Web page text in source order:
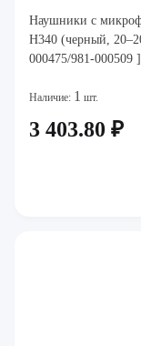
Наушники с
H340 (черный,
000475/981-000509 ]
Наличие: 1 шт.
3 403.80 ₽